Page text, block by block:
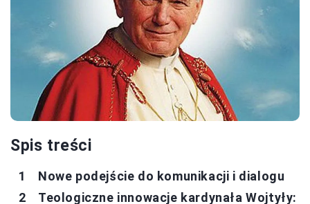
Spis treści
Nowe podejście do komunikacji i dialogu
Teologiczne innowacje kardynała Wojtyły: